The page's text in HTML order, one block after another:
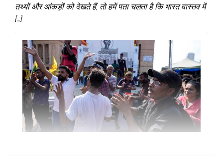
तथ्यों और आंकड़ों को देखते हैं, तो हमें पता चलता है कि भारत वास्तव में
[…]